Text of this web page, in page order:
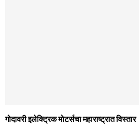
गोदावरी इलेक्ट्रिक मोटर्सचा महाराष्ट्रात विस्तार